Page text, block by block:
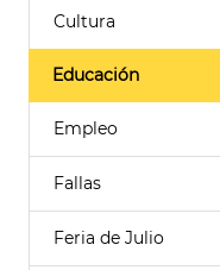
Cultura
Educación
Empleo
Fallas
Feria de Julio